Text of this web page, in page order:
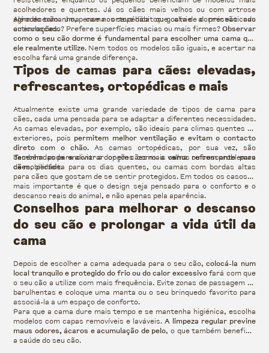
acolhedores e quentes. Já os cães mais velhos ou com artrose
agradecerão uma cama ortopédica que alivie a pressão nas
articulações.
Além do tamanho, pense nos seus hábitos: gosta de dormir esticado
ou enroscado? Prefere superfícies macias ou mais firmes?Observar
como o seu cão dorme é fundamental para escolher uma cama que
ele realmente utilize. Nem todos os modelos são iguais, e acertar na
escolha fará uma grande diferença.
Tipos de camas para cães: elevadas,
refrescantes, ortopédicas e mais
Atualmente existe uma grande variedade de tipos de cama para
cães, cada uma pensada para se adaptar a diferentes necessidades.
As camas elevadas, por exemplo, são ideais para climas quentes ou
exteriores, pois permitem melhor ventilação e evitam o contacto
direto com o chão. As camas ortopédicas, por sua vez, são
desenhadas para aliviar a dor em cães mais velhos ou com problemas
de mobilidade.
Também pode encontrar opções como acama refrescante para
cães, perfeita para os dias quentes, ou camas com bordas altas
para cães que gostam de se sentir protegidos. Em todos os casos, o
mais importante é que o design seja pensado para o conforto e o
descanso reais do animal, e não apenas pela aparência.
Conselhos para melhorar o descanso
do seu cão e prolongar a vida útil da
cama
Depois de escolher a cama adequada para o seu cão, colocá-la num
local tranquilo e protegido do frio ou do calor excessivofará com que
o seu cão a utilize com mais frequência. Evite zonas de passagem ou
barulhentas e coloque uma manta ou o seu brinquedo favorito para
associá-la a um espaço de conforto.
Para que a cama dure mais tempo e se mantenha higiénica, escolha
modelos com capas removíveis e laváveis. A limpeza regular previne
maus odores, ácaros e acumulação de pelo, o que também beneficia
a saúde do seu cão.